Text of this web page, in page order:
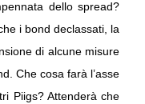
dello spread?
i bond declassati, la
di alcune misure
Che cosa farà l’asse
Piigs? Attenderà che